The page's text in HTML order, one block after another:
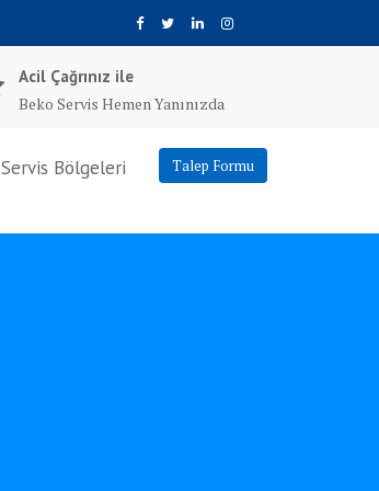
Acil Çağrınız ile
Beko Servis Hemen Yanınızda
Talep Formu
Servis Bölgeleri